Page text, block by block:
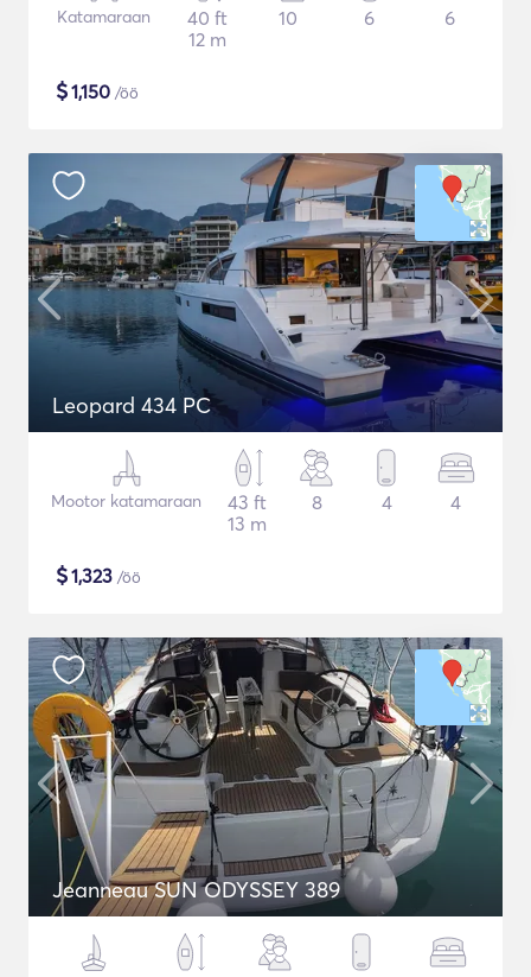
Katamaraan
40 ft
12 m
10 6 6
$1,150 /öö
Leopard 434 PC
Mootor katamaraan
43 ft
13 m
8 4 4
$1,323 /öö
Jeanneau SUN ODYSSEY 389